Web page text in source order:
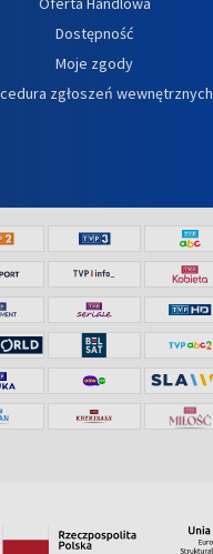
Dostępność
Moje zgody
zgłoszeń wewnętrznych